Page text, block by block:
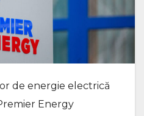
de energie electrică
Energy